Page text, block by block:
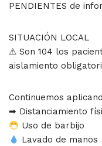
PENDIENTES de
SITUACIÓN LOCAL
⚠ Son 104 los
aislamiento
Continuemos
➡ Distanciamiento
Uso de barbijo
Lavado de manos